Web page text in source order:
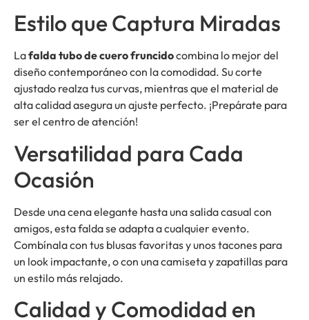
Estilo que Captura Miradas
Lafalda tubo de cuero fruncidocombina lo mejor del
diseño contemporáneo con la comodidad. Su corte
ajustado realza tus curvas, mientras que el material de
alta calidad asegura un ajuste perfecto. ¡Prepárate para
ser el centro de atención!
Versatilidad para Cada
Ocasión
Desde una cena elegante hasta una salida casual con
amigos, esta falda se adapta a cualquier evento.
Combínala con tus blusas favoritas y unos tacones para
un look impactante, o con una camiseta y zapatillas para
un estilo más relajado.
Calidad y Comodidad en